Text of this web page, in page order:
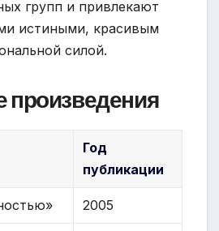
групп и привлекают
истиными, красивым
силой.
произведения
Год
публикации
2005